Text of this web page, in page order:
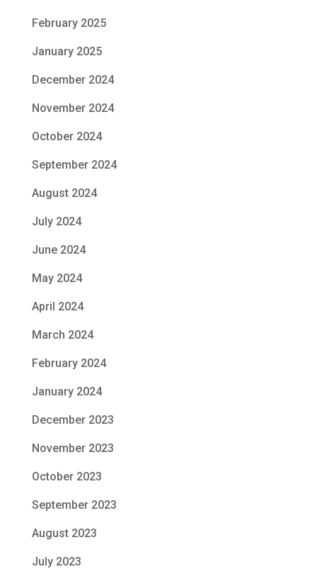
February 2025
January 2025
December 2024
November 2024
October 2024
September 2024
August 2024
July 2024
June 2024
May 2024
April 2024
March 2024
February 2024
January 2024
December 2023
November 2023
October 2023
September 2023
August 2023
July 2023